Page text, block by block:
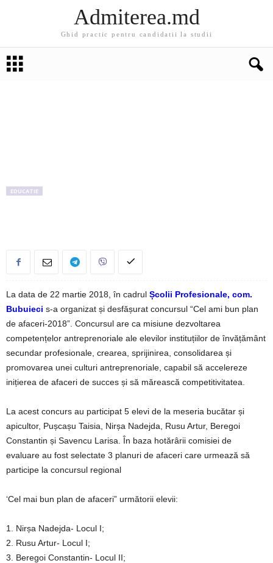
Admiterea.md
Ghid practic pentru candidatii la studii
EDUCATIE
La data de 22 martie 2018, în cadrul Școlii Profesionale, com.
Bubuieci s-a organizat și desfășurat concursul “Cel ami bun plan
de afaceri-2018”. Concursul are ca misiune dezvoltarea
competențelor antreprenoriale ale elevilor instituțiilor de învățământ
secundar profesionale, crearea, sprijinirea, consolidarea și
promovarea unei culturi antreprenoriale, capabil să accelereze
inițierea de afaceri de succes și să mărească competitivitatea.
La acest concurs au participat 5 elevi de la meseria bucătar și
apicultor, Pușcașu Taisia, Nirșa Nadejda, Rusu Artur, Beregoi
Constantin și Savencu Larisa. În baza hotărârii comisiei de
evaluare au fost selectate 3 planuri de afaceri care urmează să
participe la concursul regional
‘Cel mai bun plan de afaceri” următorii elevii:
1. Nirșa Nadejda- Locul I;
2. Rusu Artur- Locul I;
3. Beregoi Constantin- Locul II;